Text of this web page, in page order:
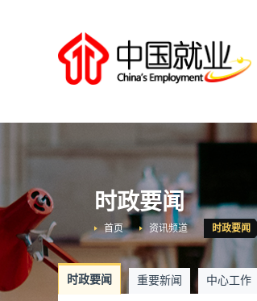
时政要闻
时政要闻
资讯频道
首页
时政要闻 重要新闻 中心工作